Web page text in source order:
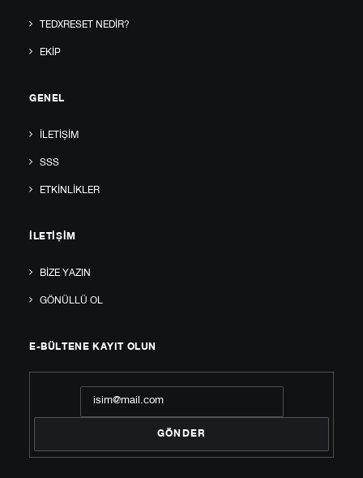
TEDXRESET NEDIR?
EKIP
GENEL
İLETIŞIM
SSS
ETKINLIKLER
İLETIŞIM
BIZE YAZIN
GÖNÜLLÜ OL
E-BÜLTENE KAYIT OLUN